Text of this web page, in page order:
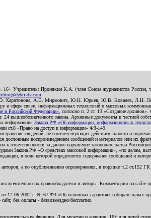
16+ Учредитель: Пронякин К.А. (член Союза журналистов
dv.com
И.Ю. Харитонова, А.Э. Мирмович, Ю.Н. Юрьев, Ю.В. Ковалев,
в сфере связи, информационных технологий и массовых
Российской Федерации» , согласно п. 2 ст. 13 «Создание
вышеобозначенного закона. Архивные документы к частной
информации» Закона РФ «Об информации, информационных
ст.8 «Право на доступ к информации» ФЗ-149.
сведений, не соответствующих действительности и
воспроизведением сообщений и материалов или их
за данное нарушение законодательства
Закона РФ «О средствах массовой информации», «по делам,
в ходе которой определяется содержание сообщений и
а по опубликованию опровержения, в порядке ч.2 ст.152 ГК
их правообладатели и авторы. Комментарии на
12.06.2002 г. № 67-ФЗ «Об основных гарантиях избирательных
без оплаты - безвозмездно/бесплатно.
функции. Для мужчин и женщин. 16+ для детей